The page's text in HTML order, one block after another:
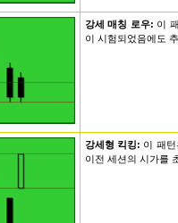
강세 매칭 로우: 이
이 시험되었음에도
강세형 킥킹: 이 패
이전 세션의 시가를